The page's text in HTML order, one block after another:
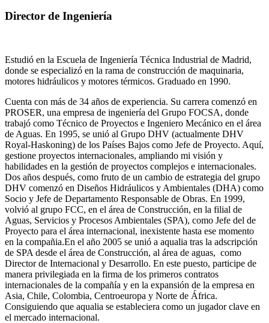
Director de Ingeniería
Estudió en la Escuela de Ingeniería Técnica Industrial de Madrid,
donde se especializó en la rama de construcción de maquinaria,
motores hidráulicos y motores térmicos. Graduado en 1990.
Cuenta con más de 34 años de experiencia. Su carrera comenzó en
PROSER, una empresa de ingeniería del Grupo FOCSA, donde
trabajó como Técnico de Proyectos e Ingeniero Mecánico en el área
de Aguas. En 1995, se unió al Grupo DHV (actualmente DHV
Royal-Haskoning) de los Países Bajos como Jefe de Proyecto. Aquí,
gestione proyectos internacionales, ampliando mi visión y
habilidades en la gestión de proyectos complejos e internacionales.
Dos años después, como fruto de un cambio de estrategia del grupo
DHV comenzó en Diseños Hidráulicos y Ambientales (DHA) como
Socio y Jefe de Departamento Responsable de Obras. En 1999,
volvió al grupo FCC, en el área de Construcción, en la filial de
Aguas, Servicios y Procesos Ambientales (SPA), como Jefe del de
Proyecto para el área internacional, inexistente hasta ese momento
en la compañia.En el año 2005 se unió a aqualia tras la adscripción
de SPA desde el área de Construcción, al área de aguas, como
Director de Internacional y Desarrollo. En este puesto, participe de
manera privilegiada en la firma de los primeros contratos
internacionales de la compañía y en la expansión de la empresa en
Asia, Chile, Colombia, Centroeuropa y Norte de África.
Consiguiendo que aqualia se estableciera como un jugador clave en
el mercado internacional.